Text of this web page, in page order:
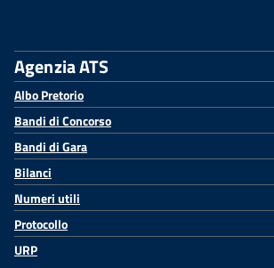
Agenzia ATS
Albo Pretorio
Bandi di Concorso
Bandi di Gara
Bilanci
Numeri utili
Protocollo
URP